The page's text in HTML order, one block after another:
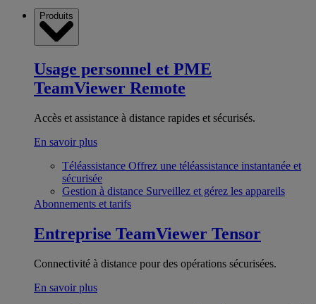
Produits
Usage personnel et PME
TeamViewer Remote
Accès et assistance à distance rapides et sécurisés.
En savoir plus
Téléassistance Offrez une téléassistance instantanée et
sécurisée
Gestion à distance Surveillez et gérez les appareils
Abonnements et tarifs
Entreprise TeamViewer Tensor
Connectivité à distance pour des opérations sécurisées.
En savoir plus